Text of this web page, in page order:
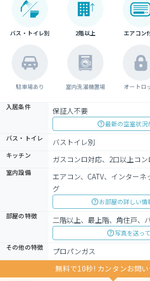
バス・トイレ別 2階以上 エアコン
駐車場あり 室内洗濯機置場 オートロ
入居条件 保証人不要
最新の空室状況
バス・トイレ
バストイレ別
キッチン ガスコンロ対応、2口以上コン
室内設備
エアコン、CATV、インター
グ
お部屋の詳しい情
部屋の特徴
二階以上、最上階、角住戸、
写真を送っ
その他の特徴
プロパンガス
無料で10秒! カンタンお問